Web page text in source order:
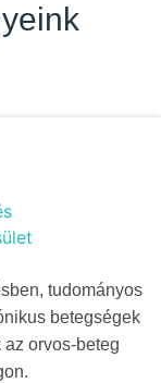
tudományos
betegségek
orvos-beteg